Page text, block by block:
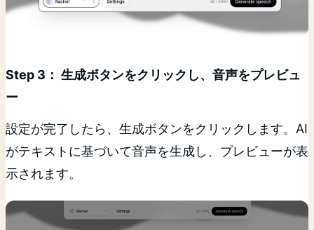
Step 3： 生成ボタンをクリックし、音声をプレビュ
ー
設定が完了したら、生成ボタンをクリックします。AI
がテキストに基づいて音声を生成し、プレビューが表
示されます。